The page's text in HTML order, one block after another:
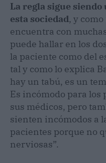
La regla sigue siendo
esta sociedad, y
encuentra con
puede hallar en los
la paciente como del
tal y como lo explica
hay un tabú, es un
Es incómodo para los
sus médicos, pero
sienten incómodos a
pacientes porque no
nerviosas”.